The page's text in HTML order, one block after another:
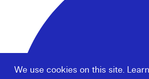
We use cookies on this site.